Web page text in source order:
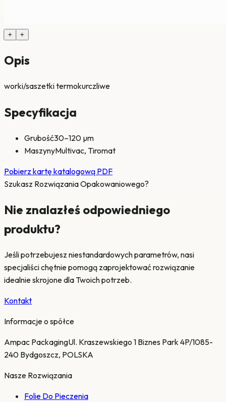
+ +
Opis
worki/saszetki termokurczliwe
Specyfikacja
Grubość30–120 µm
MaszynyMultivac, Tiromat
Pobierz kartę katalogową PDF
Szukasz Rozwiązania Opakowaniowego?
Nie znalazłeś odpowiedniego
produktu?
Jeśli potrzebujesz niestandardowych parametrów, nasi
specjaliści chętnie pomogą zaprojektować rozwiązanie
idealnie skrojone dla Twoich potrzeb.
Kontakt
Informacje o spółce
Ampac PackagingUl. Kraszewskiego 1 Biznes Park 4P/1085-
240 Bydgoszcz, POLSKA
Nasze Rozwiązania
Folie Do Pieczenia